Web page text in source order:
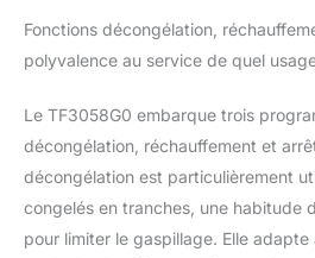
une
pendant
faisant
réduire
Fonctions décongélation,
polyvalence au service de quel
Le TF3058G0 embarque trois
décongélation, réchauffement et
décongélation est particulièrement
congelés en tranches, une habitude
pour limiter le gaspillage. Elle